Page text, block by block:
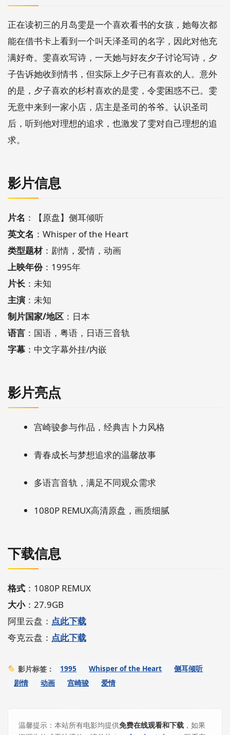
正在读初三的月岛雯是一个喜欢看书的女孩，她每次都
能在借书卡上看到一个叫天泽圣司的名字，因此对他充
满好奇。雯喜欢写诗，一天她与好友夕子讨论写诗，夕
子告诉她收到情书，但实际上夕子已有喜欢的人。意外
的是，夕子喜欢的杉村喜欢的是雯，令雯困惑不已。雯
无意中来到一家小店，店主是圣司的爷爷。认识圣司
后，听到他对理想的追求，也激发了雯对自己理想的追
求。
影片信息
片名 ：【原盘】侧耳倾听
英文名 ：Whisper of the Heart
类型题材：剧情，爱情，动画
上映年份：1995年
片长 ：未知
主演 ：未知
制片国家/地区 ：日本
语言 ：国语，粤语，日语三音轨
字幕 ：中文字幕外挂/内嵌
影片亮点
宫崎骏参与作品，经典吉卜力风格
青春成长与梦想追求的温馨故事
多语言音轨，满足不同观众需求
1080P REMUX高清原盘，画质细腻
下载信息
格式 ：1080P REMUX
大小：27.9GB
阿里云盘： 点此下载
夸克云盘： 点此下载
影片标签： 1995 Whisper of the Heart
侧耳倾听
剧情
动画 宫崎骏 爱情
温馨提示：本站所有电影均提供免费在线观看和下载 ，如果